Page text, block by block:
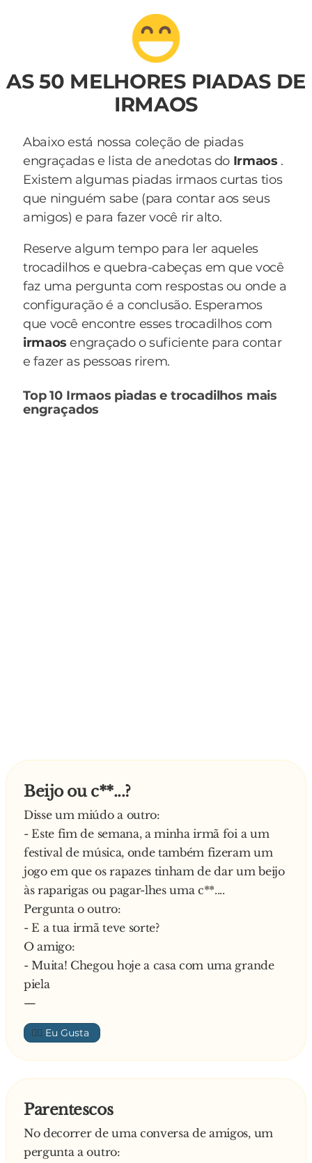
AS 50 MELHORES PIADAS DE
IRMAOS
Abaixo está nossa coleção de piadas
engraçadas e lista de anedotas do Irmaos .
Existem algumas piadas irmaos curtas tios
que ninguém sabe (para contar aos seus
amigos) e para fazer você rir alto.
Reserve algum tempo para ler aqueles
trocadilhos e quebra-cabeças em que você
faz uma pergunta com respostas ou onde a
configuração é a conclusão. Esperamos
que você encontre esses trocadilhos com
irmaosengraçado o suficiente para contar
e fazer as pessoas rirem.
Top 10 Irmaos piadas e trocadilhos mais
engraçados
Beijo ou c**...?
Disse um miúdo a outro:
- Este fim de semana, a minha irmã foi a um
festival de música, onde também fizeram um
jogo em que os rapazes tinham de dar um beijo
às raparigas ou pagar-lhes uma c**....
Pergunta o outro:
- E a tua irmã teve sorte?
O amigo:
- Muita! Chegou hoje a casa com uma grande
piela
—
👍🏼
Parentescos
No decorrer de uma conversa de amigos, um
pergunta a outro: